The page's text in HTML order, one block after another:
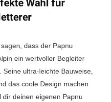
Wahl für
dass der Papnu
ein wertvoller Begleiter
ultra-leichte Bauweise,
das coole Design machen
dir deinen eigenen Papnu